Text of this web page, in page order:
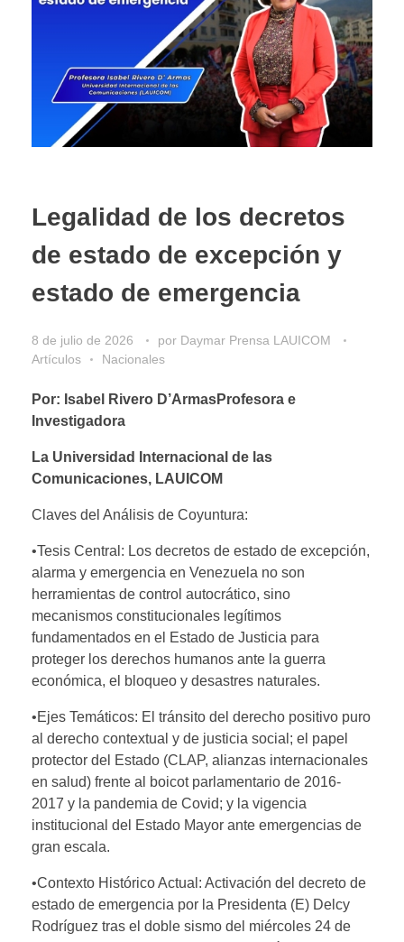
Legalidad de los decretos
de estado de excepción y
estado de emergencia
8 de julio de 2026 por Daymar Prensa LAUICOM
Artículos
Nacionales
Por: Isabel Rivero D’ArmasProfesora e
Investigadora
La Universidad Internacional de las
Comunicaciones, LAUICOM
Claves del Análisis de Coyuntura:
•Tesis Central: Los decretos de estado de excepción,
alarma y emergencia en Venezuela no son
herramientas de control autocrático, sino
mecanismos constitucionales legítimos
fundamentados en el Estado de Justicia para
proteger los derechos humanos ante la guerra
económica, el bloqueo y desastres naturales.
•Ejes Temáticos: El tránsito del derecho positivo puro
al derecho contextual y de justicia social; el papel
protector del Estado (CLAP, alianzas internacionales
en salud) frente al boicot parlamentario de 2016-
2017 y la pandemia de Covid; y la vigencia
institucional del Estado Mayor ante emergencias de
gran escala.
•Contexto Histórico Actual: Activación del decreto de
estado de emergencia por la Presidenta (E) Delcy
Rodríguez tras el doble sismo del miércoles 24 de